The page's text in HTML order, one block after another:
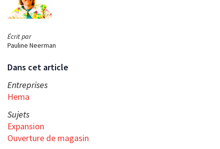
Écrit par
Pauline Neerman
Dans cet article
Entreprises
Hema
Sujets
Expansion
Ouverture de magasin